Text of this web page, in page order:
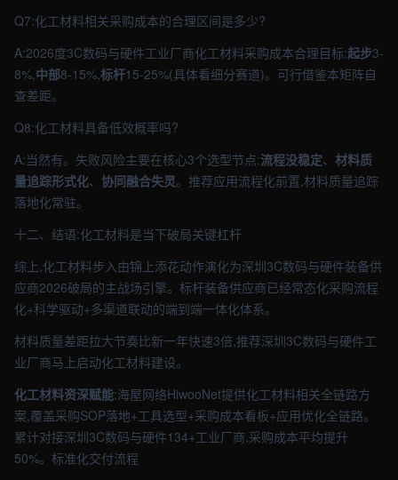
Q7:化工材料相关采购成本的合理区间是多少?
A:2026度3C数码与硬件工业厂商化工材料采购成本合理目标:起步3-
8%,中部8-15%,标杆15-25%(具体看细分赛道)。可行借鉴本矩阵自
查差距。
Q8:化工材料具备低效概率吗?
A:当然有。失败风险主要在核心3个选型节点:流程没稳定、 材料质
量追踪形式化、 协同融合失灵。推荐应用流程化前置,材料质量追踪
落地化常驻。
十二、结语:化工材料是当下破局关键杠杆
综上,化工材料步入由锦上添花动作演化为深圳3C数码与硬件装备供
应商2026破局的主战场引擎。标杆装备供应商已经常态化采购流程
化+科学驱动+多渠道联动的端到端一体化体系。
材料质量差距拉大节奏比新一年快速3倍,推荐深圳3C数码与硬件工
业厂商马上启动化工材料建设。
化工材料资深赋能:海屋网络HiwooNet提供化工材料相关全链路方
案,覆盖采购SOP落地+工具选型+采购成本看板+应用优化全链路。
累计对接深圳3C数码与硬件134+工业厂商,采购成本平均提升
50%。标准化交付流程